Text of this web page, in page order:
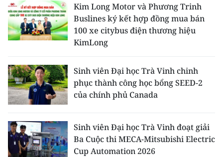
Kim Long Motor và Phương Trinh
Buslines ký kết hợp đồng mua bán
100 xe citybus điện thương hiệu
KimLong
Sinh viên Đại học Trà Vinh chinh
phục thành công học bổng SEED-2
của chính phủ Canada
Sinh viên Đại học Trà Vinh đoạt giải
Ba Cuộc thi MECA-Mitsubishi Electric
Cup Automation 2026